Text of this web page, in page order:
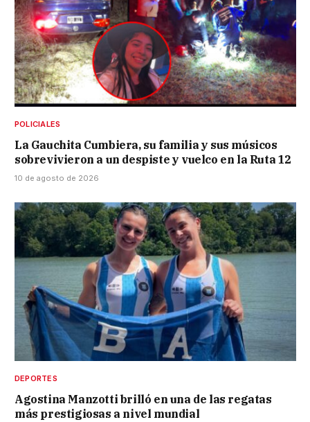
POLICIALES
La Gauchita Cumbiera, su familia y sus músicos
sobrevivieron a un despiste y vuelco en la Ruta 12
10 de agosto de 2026
DEPORTES
Agostina Manzotti brilló en una de las regatas
más prestigiosas a nivel mundial